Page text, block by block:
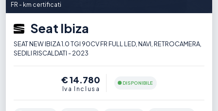
FR - km certificati
Seat Ibiza
SEAT NEW IBIZA 1.0 TGI 90CV FR FULL LED, NAVI, RETROCAMERA,
SEDILI RISCALDATI - 2023
€ 14.780
Iva Inclusa
DISPONIBILE